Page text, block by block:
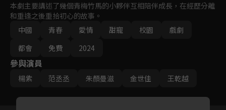
本劇主要講述了幾個青梅竹馬的小夥伴互相陪伴成長，在經歷分離
和重逢之後重拾初心的故事。
中國
青春 愛情 甜寵 校園
戲劇
都會
免費 2024
參與演員
楊紫 范丞丞 朱顏曼滋 金世佳 王乾越